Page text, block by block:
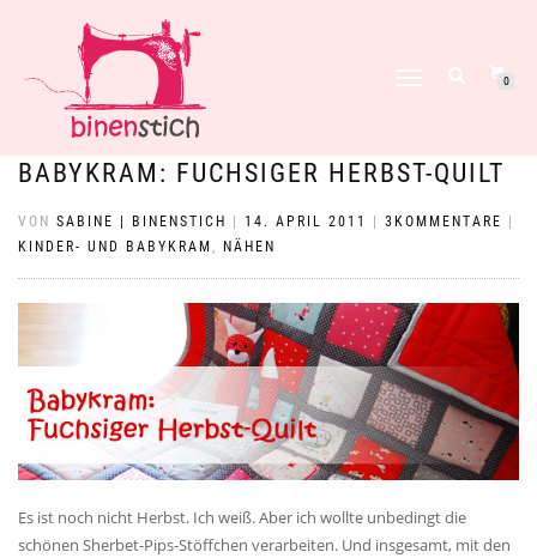
0
BABYKRAM: FUCHSIGER HERBST-QUILT
VON SABINE | BINENSTICH 14. APRIL 2011 3KOMMENTARE
KINDER- UND BABYKRAM , NÄHEN
Es ist noch nicht Herbst. Ich weiß. Aber ich wollte unbedingt die
schönen Sherbet-Pips-Stöffchen verarbeiten. Und insgesamt, mit den